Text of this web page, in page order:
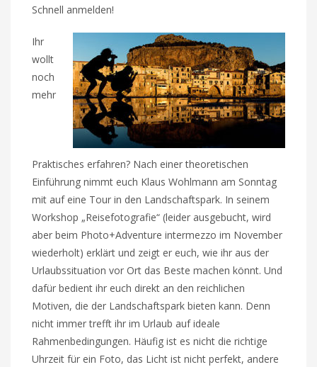
Schnell anmelden!
Ihr
wollt
noch
mehr
Praktisches erfahren? Nach einer theoretischen
Einführung nimmt euch Klaus Wohlmann am Sonntag
mit auf eine Tour in den Landschaftspark. In seinem
Workshop „Reisefotografie“ (leider ausgebucht, wird
aber beim Photo+Adventure intermezzo im November
wiederholt) erklärt und zeigt er euch, wie ihr aus der
Urlaubssituation vor Ort das Beste machen könnt. Und
dafür bedient ihr euch direkt an den reichlichen
Motiven, die der Landschaftspark bieten kann. Denn
nicht immer trefft ihr im Urlaub auf ideale
Rahmenbedingungen. Häufig ist es nicht die richtige
Uhrzeit für ein Foto, das Licht ist nicht perfekt, andere